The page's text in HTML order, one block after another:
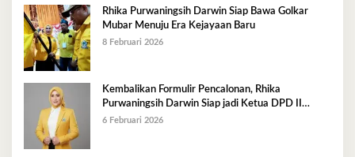
Rhika Purwaningsih Darwin Siap Bawa Golkar
Mubar Menuju Era Kejayaan Baru
8 Februari 2026
Kembalikan Formulir Pencalonan, Rhika
Purwaningsih Darwin Siap jadi Ketua DPD II
Golkar Mubar
6 Februari 2026